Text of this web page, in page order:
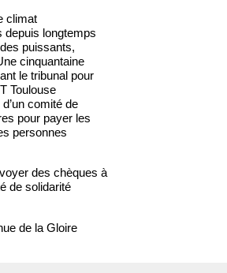
climat
depuis longtemps
puissants,
cinquantaine
le tribunal pour
Toulouse
comité de
pour payer les
personnes
des chèques à
de solidarité
de la Gloire